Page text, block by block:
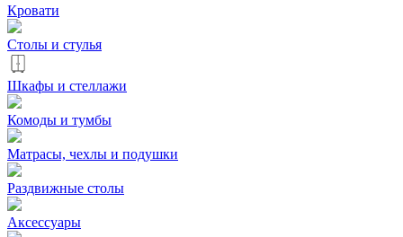
Кровати
Столы и стулья
Шкафы и стеллажи
Комоды и тумбы
Матрасы, чехлы и подушки
Раздвижные столы
Аксессуары